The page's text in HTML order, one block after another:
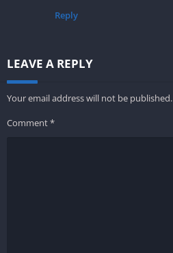
Reply
LEAVE A REPLY
Your email address will not be published.
Comment*